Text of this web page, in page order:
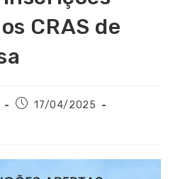
CRAS de
17/04/2025